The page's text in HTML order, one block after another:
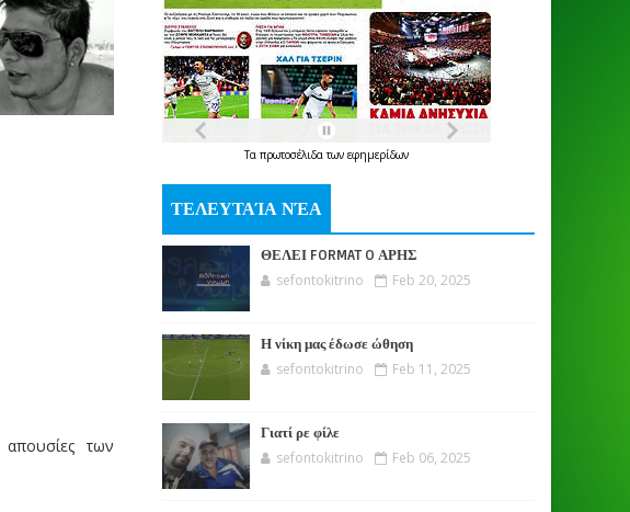
των
Τα πρωτοσέλιδατων εφημερίδων
ΤΕΛΕΥΤΑΊΑ ΝΈΑ
ΘΕΛΕΙ FORMAT O ΑΡΗΣ
sefontokitrino Feb 20, 2025
Η νίκη μας έδωσε ώθηση
sefontokitrino Feb 11, 2025
Γιατί ρε φίλε
sefontokitrino Feb 06, 2025